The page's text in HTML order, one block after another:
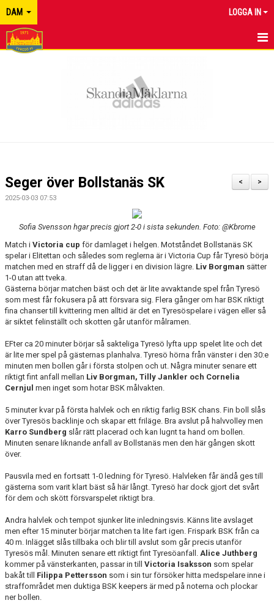
DAM LOGGA IN
BILDGALLERI
KONTAKT
>
<
Seger över Bollstanäs SK
2025-03-03 07:53
Sofia Svensson hgar precis gjort 2-0 i sista sekunden. Foto: @Kbrome
Match i Victoria cup för damlaget i helgen. Motståndet Bollstanäs SK
spelar i Elitettan och således som reglerna är i Victoria Cup får Tyresö börja
matchen med en straff då de ligger i en division lägre. Liv Borgman sätter
1-0 utan att tveka.
Gästerna börjar matchen bäst och det är lite avvaktande spel från Tyresö
som mest får fokusera på att försvara sig. Flera gånger om har BSK riktigt
fina chanser till kvittering men alltid är det en Tyresöspelare i vägen eller så
är siktet felinställt och skotten går utanför målramen.
EFter ca 20 minuter börjar så sakteliga Tyresö lyfta upp spelet lite och det
är lite mer spel på gästernas planhalva. Tyresö hörna från vänster i den 30:e
minuten men bollen går i första stolpen och ut. Några minuter senare ett
riktigt fint anfall mellan Liv Borgman, Tilly Jankler och Cornelia
Cernjul men inget som hotar BSK målvakten.
5 minuter kvar på första halvlek och en riktig farlig BSK chans. Fin boll slås
över Tyresös backlinje och skapar ett friläge. Bra avslut på halvvolley men
Karro Sundberg slår rätt placerad och kan lugnt ta hand om bollen.
Minuten senare liknande anfall av Bollstanäs men den här gången skott
över.
Pausvila med en fortsatt 1-0 ledning för Tyresö. Halvleken får ändå ges till
gästerna som varit klart bäst så här långt. Tyresö har dock gjort det svårt
för dem och skött försvarspelet riktigt bra.
Andra halvlek och tempot sjunker lite inledningsvis. Känns lite avslaget
men efter 15 minuter börjar matchen ta lite fart igen. Frispark BSK från ca
40 m. Inlägget slås tillbaka och blir till avslut som går precis utanför
Tyresös mål. Minuten senare ett riktigt fint Tyresöanfall. Alice Juthberg
kommer på vänsterkanten, passar in till Victoria Isaksson som spelar
bakåt till Filippa Pettersson som i sin tur försöker hitta medspelare inne i
straffområdet men duktiga BSK keepers är med på noterna och plockar
ner bollen.